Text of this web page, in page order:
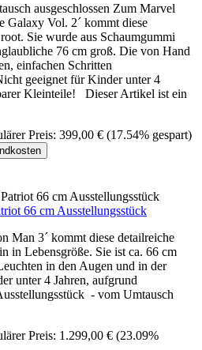
ausgeschlossen Zum Marvel
Galaxy Vol. 2´ kommt diese
Sie wurde aus Schaumgummi
76 cm groß. Die von Hand
einfachen Schritten
geeignet für Kinder unter 4
Kleinteile! Dieser Artikel ist ein
Preis: 399,00 € (17.54% gespart)
66 cm Ausstellungsstück
Man 3´ kommt diese detailreiche
in Lebensgröße. Sie ist ca. 66 cm
in den Augen und in der
unter 4 Jahren, aufgrund
- vom Umtausch
Preis: 1.299,00 € (23.09%